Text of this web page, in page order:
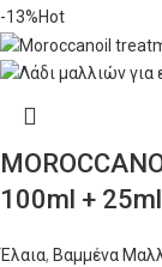
-13%Hot
100ml +
Έλαια, Βαμμένα